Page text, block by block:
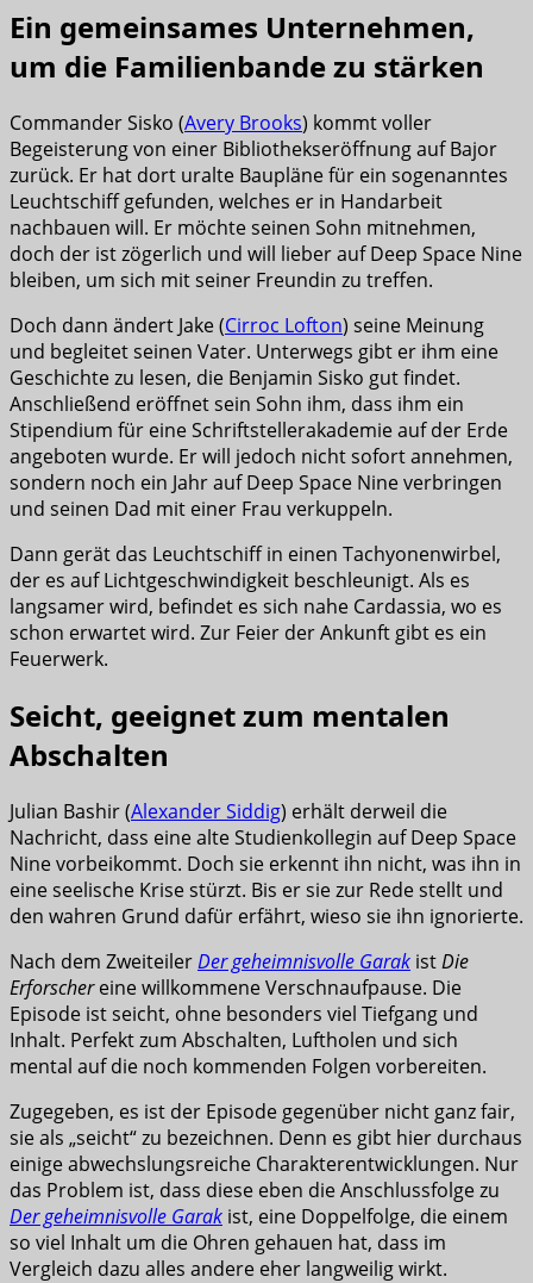
Ein gemeinsames Unternehmen,
um die Familienbande zu stärken
Commander Sisko (Avery Brooks) kommt voller
Begeisterung von einer Bibliothekseröffnung auf Bajor
zurück. Er hat dort uralte Baupläne für ein sogenanntes
Leuchtschiff gefunden, welches er in Handarbeit
nachbauen will. Er möchte seinen Sohn mitnehmen,
doch der ist zögerlich und will lieber auf Deep Space Nine
bleiben, um sich mit seiner Freundin zu treffen.
Doch dann ändert Jake (Cirroc Lofton) seine Meinung
und begleitet seinen Vater. Unterwegs gibt er ihm eine
Geschichte zu lesen, die Benjamin Sisko gut findet.
Anschließend eröffnet sein Sohn ihm, dass ihm ein
Stipendium für eine Schriftstellerakademie auf der Erde
angeboten wurde. Er will jedoch nicht sofort annehmen,
sondern noch ein Jahr auf Deep Space Nine verbringen
und seinen Dad mit einer Frau verkuppeln.
Dann gerät das Leuchtschiff in einen Tachyonenwirbel,
der es auf Lichtgeschwindigkeit beschleunigt. Als es
langsamer wird, befindet es sich nahe Cardassia, wo es
schon erwartet wird. Zur Feier der Ankunft gibt es ein
Feuerwerk.
Seicht, geeignet zum mentalen
Abschalten
Julian Bashir (Alexander Siddig) erhält derweil die
Nachricht, dass eine alte Studienkollegin auf Deep Space
Nine vorbeikommt. Doch sie erkennt ihn nicht, was ihn in
eine seelische Krise stürzt. Bis er sie zur Rede stellt und
den wahren Grund dafür erfährt, wieso sie ihn ignorierte.
Nach dem ZweiteilerDer geheimnisvolle Garak istDie
Erforschereine willkommene Verschnaufpause. Die
Episode ist seicht, ohne besonders viel Tiefgang und
Inhalt. Perfekt zum Abschalten, Luftholen und sich
mental auf die noch kommenden Folgen vorbereiten.
Zugegeben, es ist der Episode gegenüber nicht ganz fair,
sie als „seicht“ zu bezeichnen. Denn es gibt hier durchaus
einige abwechslungsreiche Charakterentwicklungen. Nur
das Problem ist, dass diese eben die Anschlussfolge zu
Der geheimnisvolle Garak ist, eine Doppelfolge, die einem
so viel Inhalt um die Ohren gehauen hat, dass im
Vergleich dazu alles andere eher langweilig wirkt.